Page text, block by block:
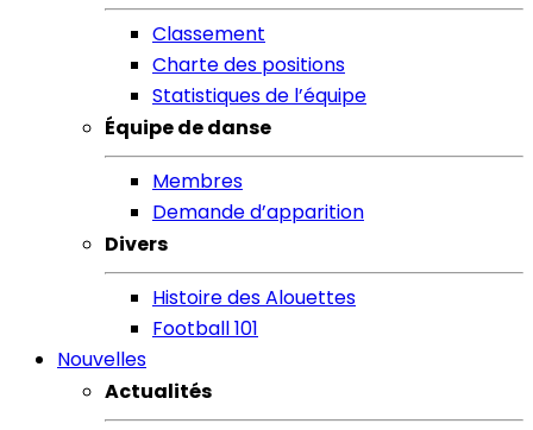
Classement
Charte des positions
Statistiques de l’équipe
Équipe de danse
Membres
Demande d’apparition
Divers
Histoire des Alouettes
Football 101
Nouvelles
Actualités